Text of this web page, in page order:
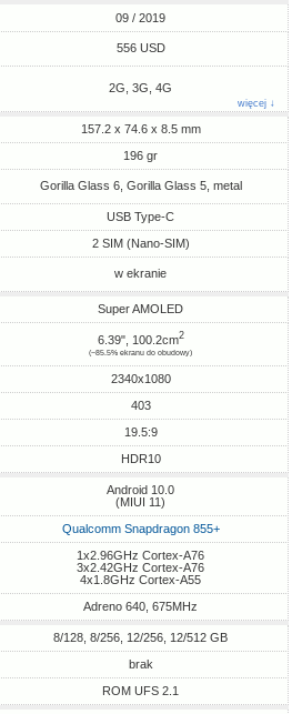
09 / 2019
556 USD
2G, 3G, 4G
więcej ↓
157.2 x 74.6 x 8.5 mm
196 gr
Gorilla Glass 6, Gorilla Glass 5, metal
USB Type-C
2 SIM (Nano-SIM)
w ekranie
Super AMOLED
6.39", 100.2cm2
(~85.5% ekranu do obudowy)
2340x1080
403
19.5:9
HDR10
Android 10.0
(MIUI 11)
Qualcomm Snapdragon 855+
1x2.96GHz Cortex-A76
3x2.42GHz Cortex-A76
4x1.8GHz Cortex-A55
Adreno 640, 675MHz
8/128, 8/256, 12/256, 12/512 GB
brak
ROM UFS 2.1